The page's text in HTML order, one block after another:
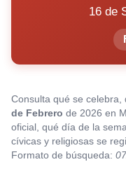
16 de
Consulta qué se celebra,
de Febrero de 2026 en
oficial, qué día de la
cívicas y religiosas se
Formato de búsqueda: